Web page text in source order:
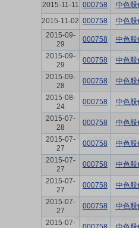
2015-11-11 000758 中色股
2015-11-02 000758 中色股
2015-09-
29
000758 中色股
2015-09-
29
000758 中色股
2015-09-
28
000758 中色股
2015-08-
24
000758 中色股
2015-07-
28
000758 中色股
2015-07-
27
000758 中色股
2015-07-
27
000758 中色股
2015-07-
27
000758 中色股
2015-07-
27
000758 中色股
2015-07-